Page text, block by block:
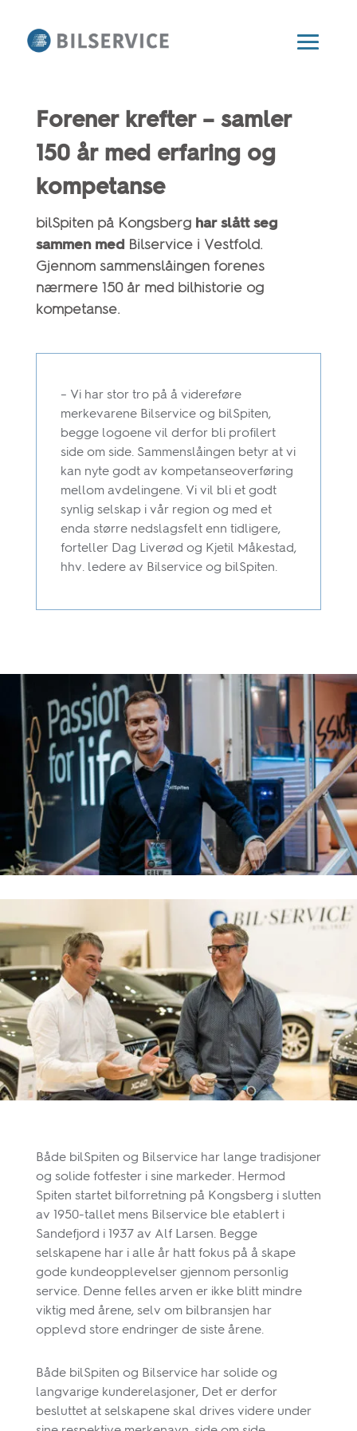
Forener krefter – samler
150 år med erfaring og
kompetanse
bilSpiten på Kongsberg har slått seg
sammen med Bilservice i Vestfold.
Gjennom sammenslåingen forenes
nærmere 150 år med bilhistorie og
kompetanse.
– Vi har stor tro på å videreføre
merkevarene Bilservice og bilSpiten,
begge logoene vil derfor bli profilert
side om side. Sammenslåingen betyr at vi
kan nyte godt av kompetanseoverføring
mellom avdelingene. Vi vil bli et godt
synlig selskap i vår region og med et
enda større nedslagsfelt enn tidligere,
forteller Dag Liverød og Kjetil Måkestad,
hhv. ledere av Bilservice og bilSpiten.
Både bilSpiten og Bilservice har lange tradisjoner
og solide fotfester i sine markeder. Hermod
Spiten startet bilforretning på Kongsberg i slutten
av 1950-tallet mens Bilservice ble etablert i
Sandefjord i 1937 av Alf Larsen. Begge
selskapene har i alle år hatt fokus på å skape
gode kundeopplevelser gjennom personlig
service. Denne felles arven er ikke blitt mindre
viktig med årene, selv om bilbransjen har
opplevd store endringer de siste årene.
Både bilSpiten og Bilservice har solide og
langvarige kunderelasjoner, Det er derfor
besluttet at selskapene skal drives videre under